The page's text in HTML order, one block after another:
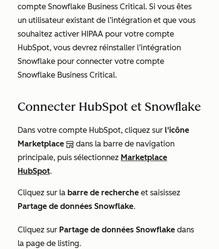
compte Snowflake Business Critical. Si vous êtes
un utilisateur existant de l’intégration et que vous
souhaitez activer HIPAA pour votre compte
HubSpot, vous devrez réinstaller l’intégration
Snowflake pour connecter votre compte
Snowflake Business Critical.
Connecter HubSpot et Snowflake
Dans votre compte HubSpot, cliquez sur l'icône
Marketplace
dans la barre de navigation
principale, puis sélectionnez Marketplace
HubSpot.
Cliquez sur la barre de recherche et saisissez
Partage de données Snowflake.
Cliquez sur Partage de données Snowflake dans
la page de listing.